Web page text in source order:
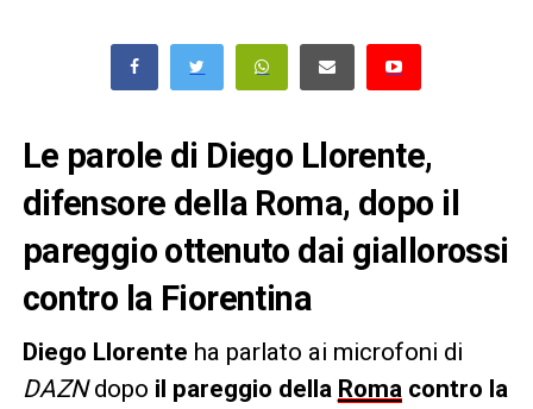
Le parole di Diego Llorente,
difensore della Roma, dopo il
pareggio ottenuto dai giallorossi
contro la Fiorentina
Diego Llorente ha parlato ai microfoni di
DAZNdopo il pareggio della Roma contro la